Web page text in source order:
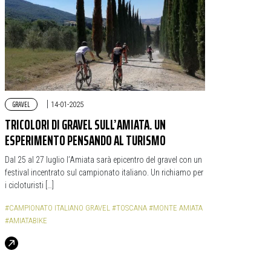
GRAVEL | 14-01-2025
TRICOLORI DI GRAVEL SULL’AMIATA. UN
ESPERIMENTO PENSANDO AL TURISMO
Dal 25 al 27 luglio l’Amiata sarà epicentro del gravel con un
festival incentrato sul campionato italiano. Un richiamo per
i cicloturisti […]
#CAMPIONATO ITALIANO GRAVEL #TOSCANA #MONTE AMIATA
#AMIATABIKE